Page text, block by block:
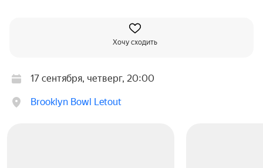
Хочу сходить
17 сентября, четверг, 20:00
Brooklyn Bowl Letout